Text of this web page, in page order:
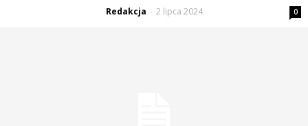
Redakcja - 2 lipca 2024 0